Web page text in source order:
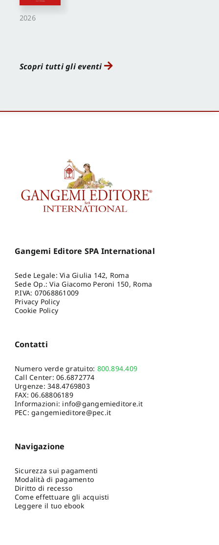
2026
Scopri tutti gli eventi
Gangemi Editore SPA International
Sede Legale: Via Giulia 142, Roma
Sede Op.: Via Giacomo Peroni 150, Roma
P.IVA: 07068861009
Privacy Policy
Cookie Policy
Contatti
Numero verde gratuito: 800.894.409
Call Center:06.6872774
Urgenze:348.4769803
FAX: 06.68806189
Informazioni: info@gangemieditore.it
PEC: gangemieditore@pec.it
Navigazione
Sicurezza sui pagamenti
Modalità di pagamento
Diritto di recesso
Come effettuare gli acquisti
Leggere il tuo ebook